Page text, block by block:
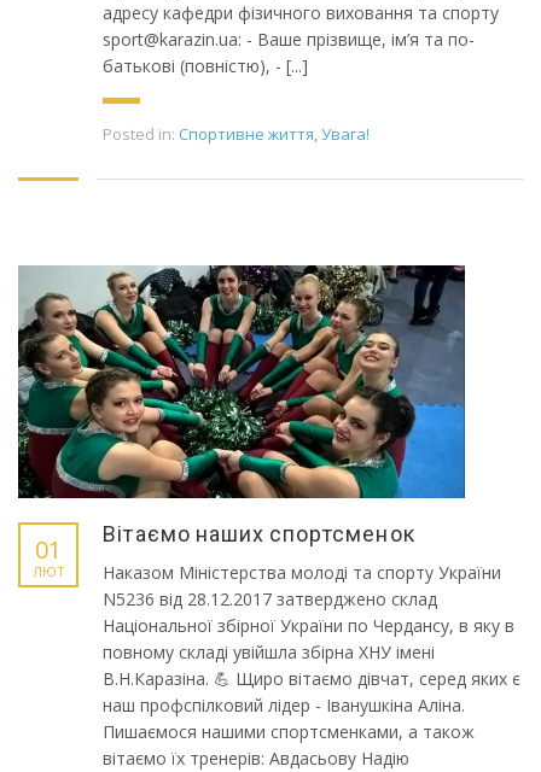
адресу кафедри фізичного виховання та спорту
sport@karazin.ua: - Ваше прізвище, ім’я та по-
батькові (повністю), - [...]
Posted in: Спортивне життя,Увага!
01
ЛЮТ
Вітаємо наших спортсменок
Наказом Міністерства молоді та спорту України
N5236 від 28.12.2017 затверджено склад
Національної збірної України по Чердансу, в яку в
повному складі увійшла збірна ХНУ імені
В.Н.Каразіна. 💪 Щиро вітаємо дівчат, серед яких є
наш профспілковий лідер - Іванушкіна Аліна.
Пишаємося нашими спортсменками, а також
вітаємо їх тренерів: Авдасьову Надію